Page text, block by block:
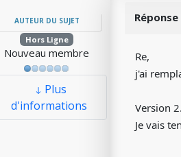
AUTEUR DU SUJET
Hors Ligne
Nouveau membre
Plus
d'informations
Re,
j'ai
Version
Je vais